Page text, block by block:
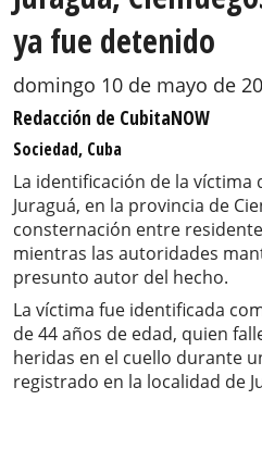
ya fue detenido
domingo 10 de mayo de
Redacción de CubitaNOW
Sociedad, Cuba
La identificación de la
Juraguá, en la provincia de
consternación entre
mientras las autoridades
presunto autor del hecho.
La víctima fue identificada
de 44 años de edad, quien
heridas en el cuello durante
registrado en la localidad de